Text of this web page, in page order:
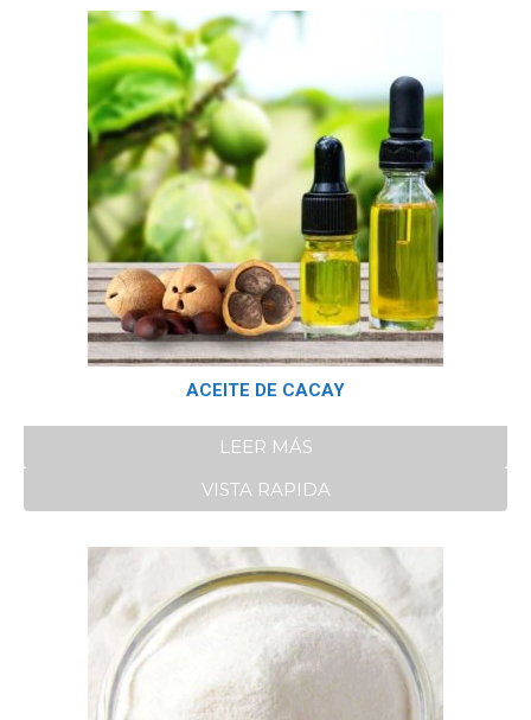
ACEITE DE CACAY
LEER MÁS
VISTA RAPIDA